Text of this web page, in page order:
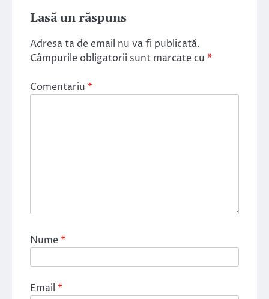
Lasă un răspuns
Adresa ta de email nu va fi publicată.
Câmpurile obligatorii sunt marcate cu *
Comentariu *
Nume*
Email *